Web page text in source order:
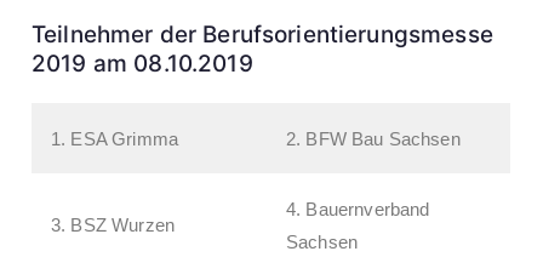
Teilnehmer der Berufsorientierungsmesse
2019 am 08.10.2019
1. ESA Grimma 2. BFW Bau Sachsen
3. BSZ Wurzen
4. Bauernverband
Sachsen